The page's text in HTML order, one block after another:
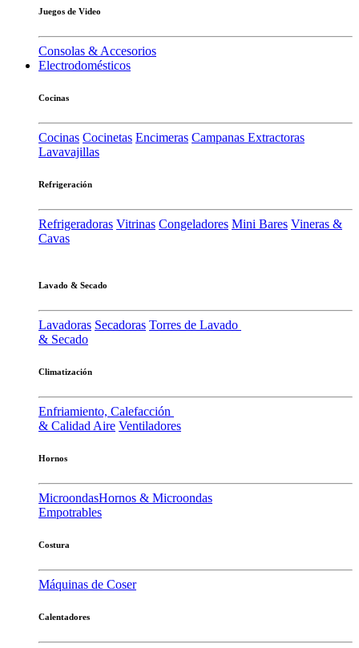
Juegos de Video
Consolas & Accesorios
Electrodomésticos
Cocinas
Cocinas Cocinetas Encimeras Campanas Extractoras
Lavavajillas
Refrigeración
Refrigeradoras Vitrinas Congeladores Mini Bares Vineras &
Cavas
Lavado & Secado
Lavadoras Secadoras Torres de Lavado
& Secado
Climatización
Enfriamiento, Calefacción
& Calidad Aire Ventiladores
Hornos
MicroondasHornos & Microondas
Empotrables
Costura
Máquinas de Coser
Calentadores